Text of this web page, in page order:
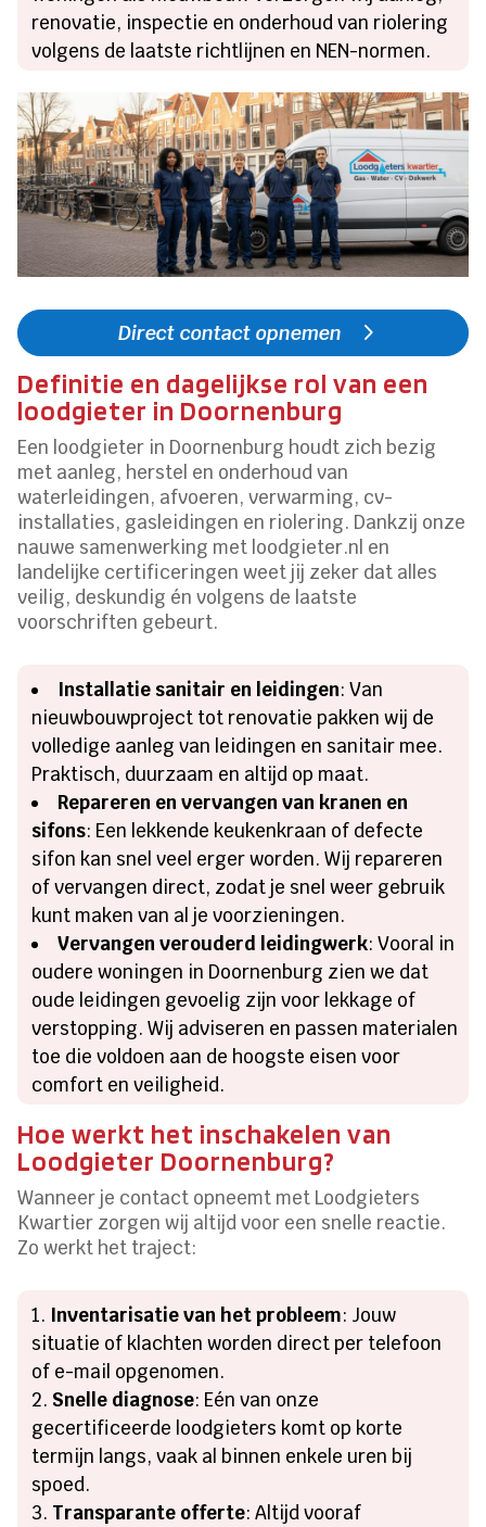
renovatie, inspectie en onderhoud van riolering
volgens de laatste richtlijnen en NEN-normen.
Direct contact opnemen
Definitie en dagelijkse rol van een
loodgieter in Doornenburg
Een loodgieter in Doornenburg houdt zich bezig
met aanleg, herstel en onderhoud van
waterleidingen, afvoeren, verwarming, cv-
installaties, gasleidingen en riolering. Dankzij onze
nauwe samenwerking met loodgieter.nl en
landelijke certificeringen weet jij zeker dat alles
veilig, deskundig én volgens de laatste
voorschriften gebeurt.
Installatie sanitair en leidingen: Van
nieuwbouwproject tot renovatie pakken wij de
volledige aanleg van leidingen en sanitair mee.
Praktisch, duurzaam en altijd op maat.
Repareren en vervangen van kranen en
sifons: Een lekkende keukenkraan of defecte
sifon kan snel veel erger worden. Wij repareren
of vervangen direct, zodat je snel weer gebruik
kunt maken van al je voorzieningen.
Vervangen verouderd leidingwerk: Vooral in
oudere woningen in Doornenburg zien we dat
oude leidingen gevoelig zijn voor lekkage of
verstopping. Wij adviseren en passen materialen
toe die voldoen aan de hoogste eisen voor
comfort en veiligheid.
Hoe werkt het inschakelen van
Loodgieter Doornenburg?
Wanneer je contact opneemt met Loodgieters
Kwartier zorgen wij altijd voor een snelle reactie.
Zo werkt het traject:
Inventarisatie van het probleem: Jouw
situatie of klachten worden direct per telefoon
of e-mail opgenomen.
Snelle diagnose: Eén van onze
gecertificeerde loodgieters komt op korte
termijn langs, vaak al binnen enkele uren bij
spoed.
Transparante offerte: Altijd vooraf